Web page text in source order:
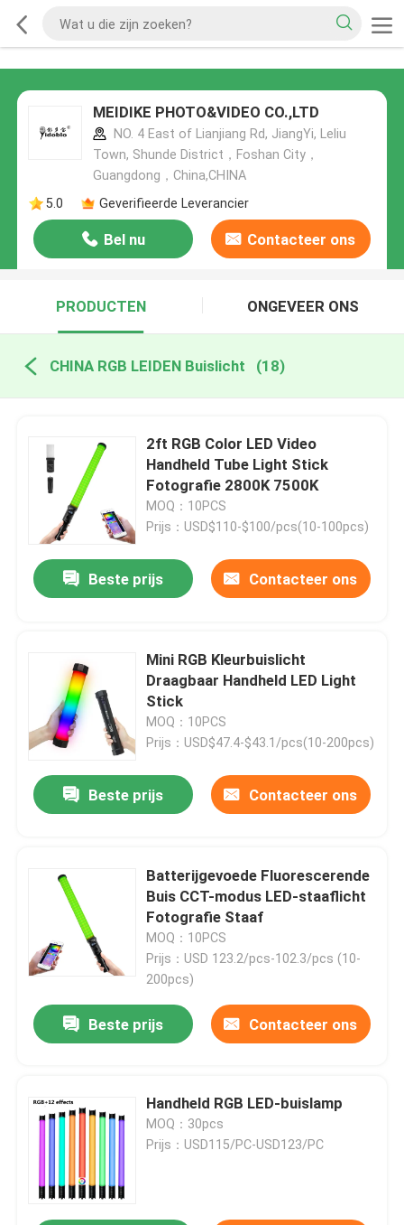
MEIDIKE PHOTO&VIDEO CO.,LTD
NO. 4 East of Lianjiang Rd, JiangYi, Leliu
Town, Shunde District，Foshan City，
Guangdong，China,CHINA
5.0
Geverifieerde Leverancier
Bel nu Contacteer ons
PRODUCTEN ONGEVEER ONS
CHINA RGB LEIDEN Buislicht (18)
2ft RGB Color LED Video
Handheld Tube Light Stick
Fotografie 2800K 7500K
MOQ：10PCS
Prijs：USD$110-$100/pcs(10-100pcs)
Beste prijs Contacteer ons
Mini RGB Kleurbuislicht
Draagbaar Handheld LED Light
Stick
MOQ：10PCS
Prijs：USD$47.4-$43.1/pcs(10-200pcs)
Beste prijs Contacteer ons
Batterijgevoede Fluorescerende
Buis CCT-modus LED-staaflicht
Fotografie Staaf
MOQ：10PCS
Prijs：USD 123.2/pcs-102.3/pcs (10-
200pcs)
Beste prijs Contacteer ons
Handheld RGB LED-buislamp
MOQ：30pcs
Prijs：USD115/PC-USD123/PC